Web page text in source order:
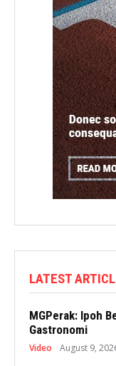
LATEST
MGPerak: Ipoh
Gastronomi
Video August 9,